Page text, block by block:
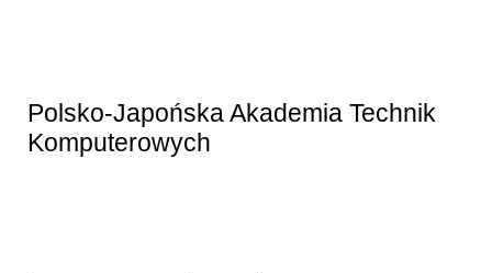
Polsko-Japońska Akademia Technik
Komputerowych